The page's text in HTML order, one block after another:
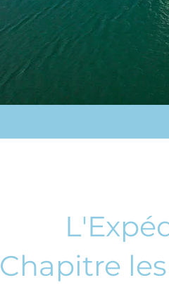
Chapitre